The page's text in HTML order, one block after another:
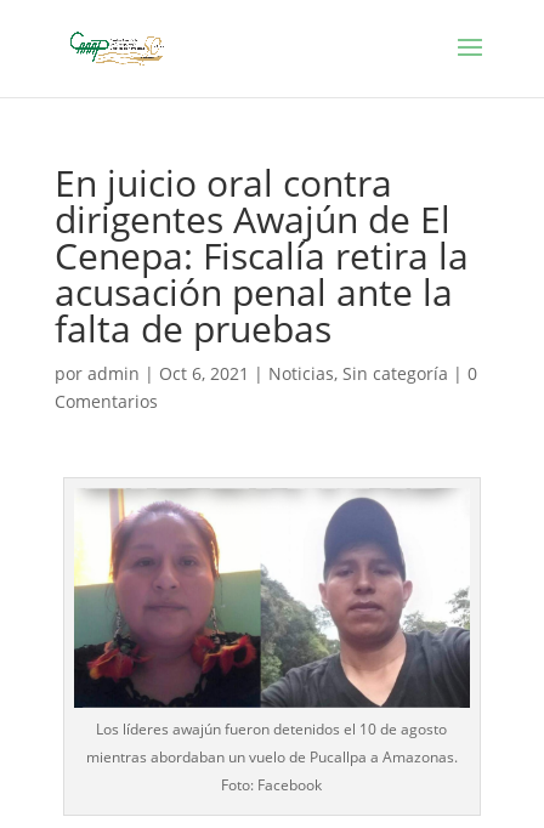
En juicio oral contra
dirigentes Awajún de El
Cenepa: Fiscalía retira la
acusación penal ante la
falta de pruebas
por admin | Oct 6, 2021 | Noticias, Sin categoría | 0
Comentarios
Los líderes awajún fueron detenidos el 10 de agosto
mientras abordaban un vuelo de Pucallpa a Amazonas.
Foto: Facebook